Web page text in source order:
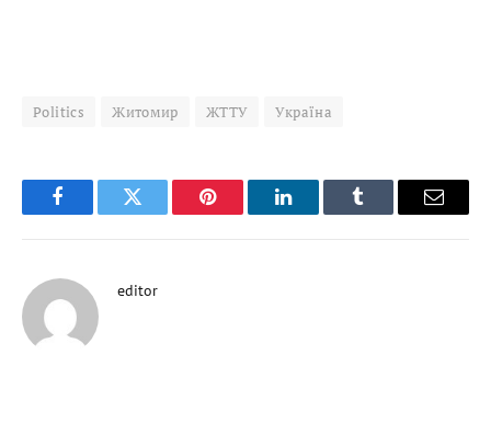
Politics Житомир ЖТТУ Україна
FacebookTwitter Pinterest LinkedInTumblr Email
editor